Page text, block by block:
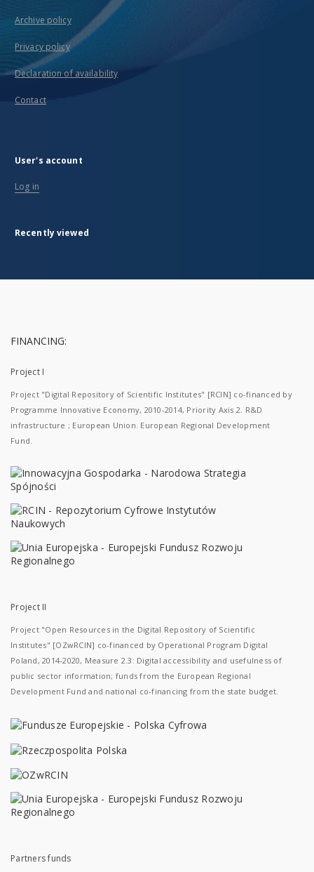
Archive policy
Privacy policy
Declaration of availability
Contact
User's account
Log in
Recently viewed
FINANCING:
Project I
Project "Digital Repository of Scientific Institutes" [RCIN] co-financed by
Programme Innovative Economy, 2010-2014, Priority Axis 2. R&D
infrastructure ; European Union. European Regional Development
Fund.
Project II
Project "Open Resources in the Digital Repository of Scientific
Institutes" [OZwRCIN] co-financed by Operational Program Digital
Poland, 2014-2020, Measure 2.3: Digital accessibility and usefulness of
public sector information; funds from the European Regional
Development Fund and national co-financing from the state budget.
Partners funds